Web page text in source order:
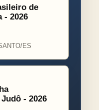
de
- 2026
ES
- 2026